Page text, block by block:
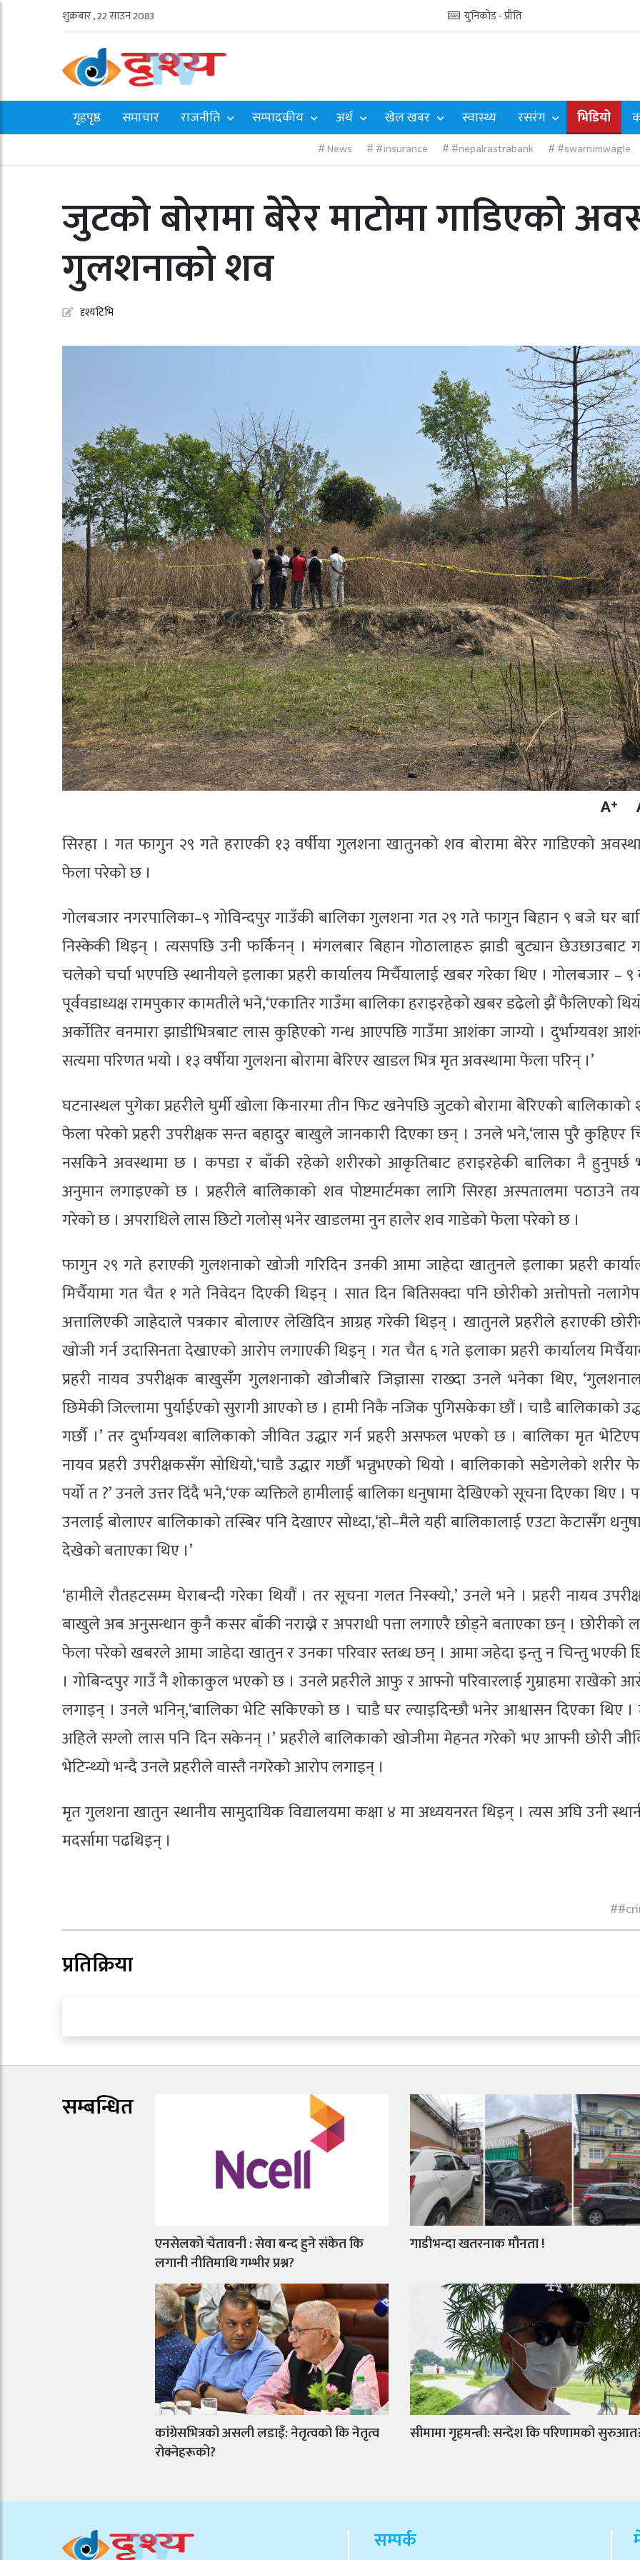
शुक्रबार , 22 साउन 2083 युनिकोड - प्रीति
गृहपृष्ठ समाचार राजनीति सम्पादकीय अर्थ खेल खबर स्वास्थ्य रसरंग भिडियो
News #insurance #nepalrastrabank #swarnimwagle
जुटको बोरामा बेरेर माटोमा गाडिएको
गुलशनाको शव
दृश्यटिभि
सिरहा । गत फागुन २९ गते हराएकी १३ वर्षीया गुलशना खातुनको शव बोरामा बेरेर गाडिएको
फेला परेको छ ।
गोलबजार नगरपालिका–९ गोविन्दपुर गाउँकी बालिका गुलशना गत २९ गते फागुन बिहान ९ बजे घर
निस्केकी थिइन् । त्यसपछि उनी फर्किनन् । मंगलबार बिहान गोठालाहरु झाडी बुट्यान छेउछाउबाट
चलेको चर्चा भएपछि स्थानीयले इलाका प्रहरी कार्यालय मिर्चैयालाई खबर गरेका थिए । गोलबजार –
पूर्ववडाध्यक्ष रामपुकार कामतीले भने,‘एकातिर गाउँमा बालिका हराइरहेको खबर डढेलो झैं फैलिएको
अर्कोतिर वनमारा झाडीभित्रबाट लास कुहिएको गन्ध आएपछि गाउँमा आशंका जाग्यो । दुर्भाग्यवश
सत्यमा परिणत भयो । १३ वर्षीया गुलशना बोरामा बेरिएर खाडल भित्र मृत अवस्थामा फेला परिन् ।’
घटनास्थल पुगेका प्रहरीले घुर्मी खोला किनारमा तीन फिट खनेपछि जुटको बोरामा बेरिएको
फेला परेको प्रहरी उपरीक्षक सन्त बहादुर बाखुले जानकारी दिएका छन् । उनले भने,‘लास पुरै कुहिएर
नसकिने अवस्थामा छ । कपडा र बाँकी रहेको शरीरको आकृतिबाट हराइरहेकी बालिका नै हुनुपर्छ
अनुमान लगाइएको छ । प्रहरीले बालिकाको शव पोष्टमार्टमका लागि सिरहा अस्पतालमा पठाउने
गरेको छ । अपराधिले लास छिटो गलोस् भनेर खाडलमा नुन हालेर शव गाडेको फेला परेको छ ।
फागुन २९ गते हराएकी गुलशनाको खोजी गरिदिन उनकी आमा जाहेदा खातुनले इलाका प्रहरी
मिर्चैयामा गत चैत १ गते निवेदन दिएकी थिइन् । सात दिन बितिसक्दा पनि छोरीको अत्तोपत्तो
अत्तालिएकी जाहेदाले पत्रकार बोलाएर लेखिदिन आग्रह गरेकी थिइन् । खातुनले प्रहरीले हराएकी
खोजी गर्न उदासिनता देखाएको आरोप लगाएकी थिइन् । गत चैत ६ गते इलाका प्रहरी कार्यालय
प्रहरी नायव उपरीक्षक बाखुसँग गुलशनाको खोजीबारे जिज्ञासा राख्दा उनले भनेका थिए,
छिमेकी जिल्लामा पुर्याईएको सुरागी आएको छ । हामी निकै नजिक पुगिसकेका छौं । चाडै बालिकाको
गर्छौ ।’ तर दुर्भाग्यवश बालिकाको जीवित उद्धार गर्न प्रहरी असफल भएको छ । बालिका मृत
नायव प्रहरी उपरीक्षकसँग सोधियो,‘चाडै उद्धार गर्छौ भन्नुभएको थियो । बालिकाको सडेगलेको शरीर
पर्यो त ?’ उनले उत्तर दिंदै भने,‘एक व्यक्तिले हामीलाई बालिका धनुषामा देखिएको सूचना दिएका थिए ।
उनलाई बोलाएर बालिकाको तस्बिर पनि देखाएर सोध्दा,‘हो–मैले यही बालिकालाई एउटा केटासँग
देखेको बताएका थिए ।’
‘हामीले रौतहटसम्म घेराबन्दी गरेका थियौं । तर सूचना गलत निस्क्यो,’ उनले भने । प्रहरी नायव
बाखुले अब अनुसन्धान कुनै कसर बाँकी नराख्ने र अपराधी पत्ता लगाएरै छोड्ने बताएका छन् । छोरीको
फेला परेको खबरले आमा जाहेदा खातुन र उनका परिवार स्तब्ध छन् । आमा जहेदा इन्तु न चिन्तु भएकी
। गोबिन्दपुर गाउँ नै शोकाकुल भएको छ । उनले प्रहरीले आफु र आफ्नो परिवारलाई गुम्राहमा राखेको
लगाइन् । उनले भनिन्,‘बालिका भेटि सकिएको छ । चाडै घर ल्याइदिन्छौ भनेर आश्वासन दिएका थिए ।
अहिले सग्लो लास पनि दिन सकेनन् ।’ प्रहरीले बालिकाको खोजीमा मेहनत गरेको भए आफ्नी छोरी
भेटिन्थ्यो भन्दै उनले प्रहरीले वास्तै नगरेको आरोप लगाइन् ।
मृत गुलशना खातुन स्थानीय सामुदायिक विद्यालयमा कक्षा ४ मा अध्ययनरत थिइन् । त्यस अघि उनी
मदर्सामा पढथिइन् ।
प्रतिक्रिया
सम्बन्धित
एनसेलको चेतावनी : सेवा बन्द हुने संकेत कि
लगानी नीतिमाथि गम्भीर प्रश्न?
गाडीभन्दा खतरनाक मौनता !
कांग्रेसभित्रको असली लडाइँ: नेतृत्वको कि नेतृत्व
रोक्नेहरूको?
सीमामा गृहमन्त्री: सन्देश कि परिणामको
सम्पर्क